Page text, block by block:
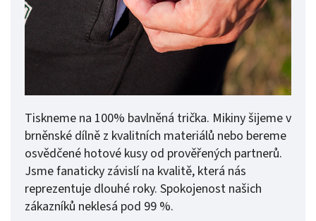
Tiskneme na 100% bavlněná trička. Mikiny šijeme v
brněnské dílně z kvalitních materiálů nebo bereme
osvědčené hotové kusy od prověřených partnerů.
Jsme fanaticky závislí na kvalitě, která nás
reprezentuje dlouhé roky. Spokojenost našich
zákazníků neklesá pod 99 %.